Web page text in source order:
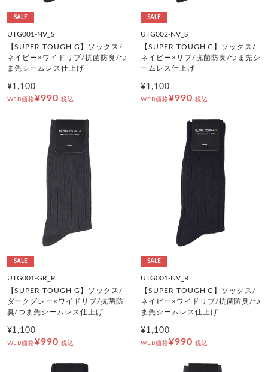
SALE
UTG001-NV_S
【SUPER TOUGH G】ソックス/
ネイビー×ワイドリブ/抗菌防臭/つ
ま先シームレス仕上げ
¥1,100
WEB価格¥990 税込
SALE
UTG002-NV_S
【SUPER TOUGH G】ソックス/
ネイビー×リブ/抗菌防臭/つま先シ
ームレス仕上げ
¥1,100
WEB価格¥990 税込
SALE
UTG001-GR_R
【SUPER TOUGH G】ソックス/
ダークグレー×ワイドリブ/抗菌防
臭/つま先シームレス仕上げ
¥1,100
WEB価格¥990 税込
SALE
UTG001-NV_R
【SUPER TOUGH G】ソックス/
ネイビー×ワイドリブ/抗菌防臭/つ
ま先シームレス仕上げ
¥1,100
WEB価格¥990 税込